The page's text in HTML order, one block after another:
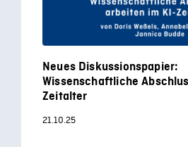
Neues Diskussionspapier:
Wissenschaftliche
Zeitalter
21.10.25